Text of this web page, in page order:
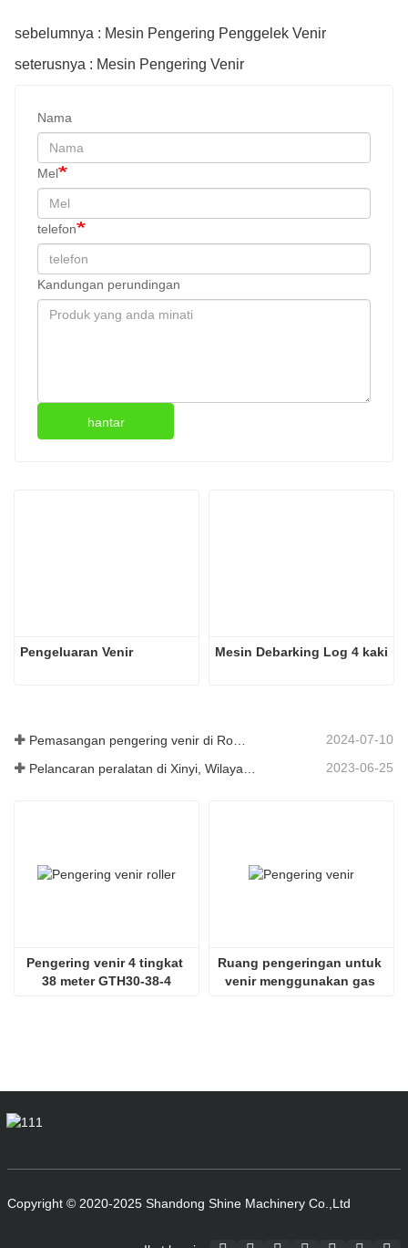
sebelumnya : Mesin Pengering Penggelek Venir
seterusnya : Mesin Pengering Venir
Nama
Mel
telefon
Kandungan perundingan
hantar
Pengeluaran Venir Mesin Debarking Log 4 kaki
2024-07-10
Pelancaran peralatan di Xinyi, Wilayah Guizhou, China 2023-06-25
Pengering venir 4 tingkat
38 meter GTH30-38-4
Ruang pengeringan untuk
venir menggunakan gas
Copyright © 2020-2025 Shandong Shine Machinery Co.,Ltd